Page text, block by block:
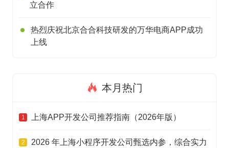
立合作
热烈庆祝北京合合科技研发的万华电商APP成功
上线
本月热门
1 上海APP开发公司推荐指南（2026年版）
2 2026 年上海小程序开发公司甄选内参，综合实力